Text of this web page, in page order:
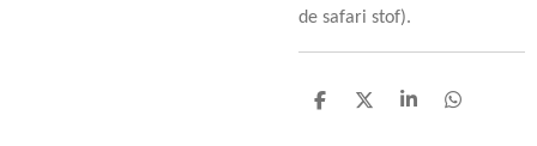
de safari stof).
D
D
S
D